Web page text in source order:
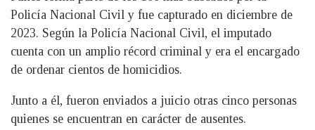
Policía Nacional Civil y fue capturado en diciembre de
2023. Según la Policía Nacional Civil, el imputado
cuenta con un amplio récord criminal y era el encargado
de ordenar cientos de homicidios.
Junto a él, fueron enviados a juicio otras cinco personas
quienes se encuentran en carácter de ausentes.